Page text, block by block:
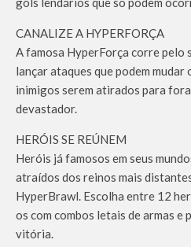
CANALIZE A HYPERFORÇA
A famosa HyperForça corre pelo
lançar ataques que podem
inimigos serem atirados para
devastador.
HERÓIS SE REÚNEM
Heróis já famosos em seus
atraídos dos reinos mais
HyperBrawl. Escolha entre 12
os com combos letais de armas e
vitória.